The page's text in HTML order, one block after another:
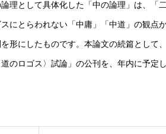
理として具体化した「中の論理」は、「
にとらわれない「中庸」「中道」の観点
形にしたものです。本論文の続篇として
のロゴス〉試論」の公刊を、年内に予定し